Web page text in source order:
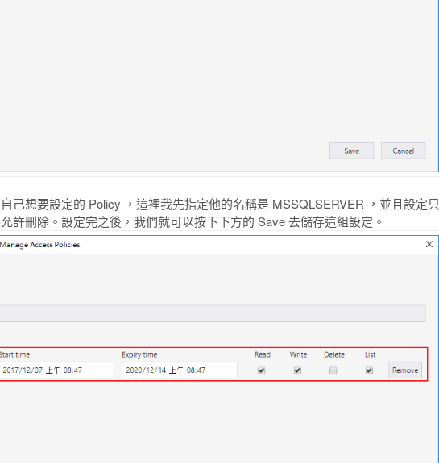
己想要設定的 Policy ，這裡我先指定他的名稱是 MSSQLSERVER ，並且設定只
許刪除。設定完之後，我們就可以按下下方的 Save 去儲存這組設定。